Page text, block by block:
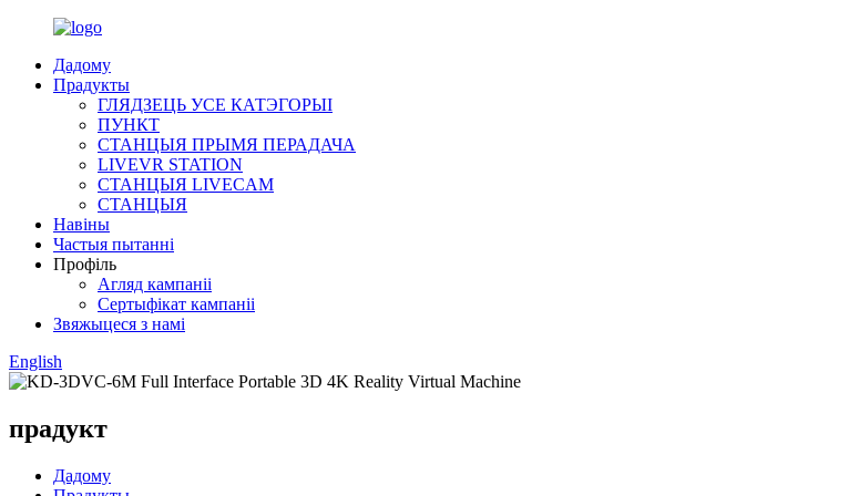
Дадому
Прадукты
ГЛЯДЗЕЦЬ УСЕ КАТЭГОРЫІ
ПУНКТ
СТАНЦЫЯ ПРЫМЯ ПЕРАДАЧА
LIVEVR STATION
СТАНЦЫЯ LIVECAM
СТАНЦЫЯ
Навіны
Частыя пытанні
Профіль
Агляд кампаніі
Сертыфікат кампаніі
Звяжыцеся з намі
English
прадукт
Дадому